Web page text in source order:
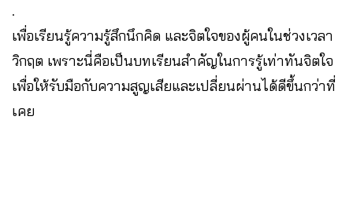
.
เพื่อเรียนรู้ความรู้สึกนึกคิด และจิตใจของผู้คนในช่วงเวลา
วิกฤต เพราะนี่คือเป็นบทเรียนสำคัญในการรู้เท่าทันจิตใจ
เพื่อให้รับมือกับความสูญเสียและเปลี่ยนผ่านได้ดีขึ้นกว่าที่
เคย